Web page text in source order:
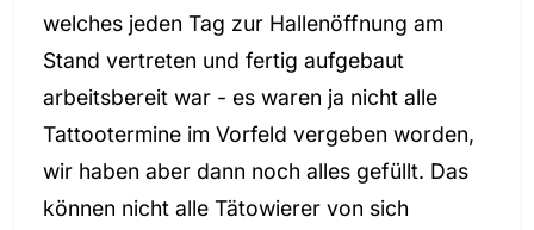
welches jeden Tag zur Hallenöffnung am
Stand vertreten und fertig aufgebaut
arbeitsbereit war - es waren ja nicht alle
Tattootermine im Vorfeld vergeben worden,
wir haben aber dann noch alles gefüllt. Das
können nicht alle Tätowierer von sich